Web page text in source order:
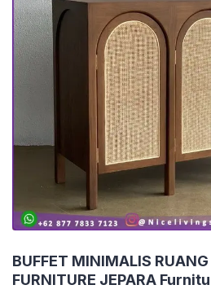
BUFFET MINIMALIS
FURNITURE JEPARA